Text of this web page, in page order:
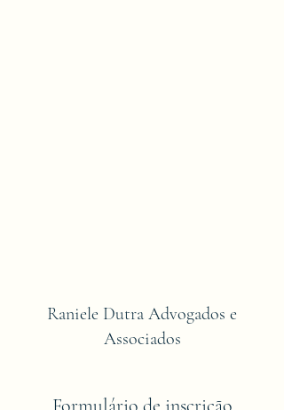
Raniele Dutra Advogados e
Associados